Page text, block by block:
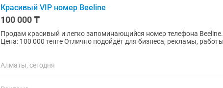
Красивый VIP номер Beeline
100 000 ₸
Продам красивый и легко запоминающийся номер телефона Beeline. Номер: +7 777 789 87 87
Цена: 100 000 тенге Отлично подойдёт для бизнеса, рекламы, работы с клиентами или
Алматы, сегодня